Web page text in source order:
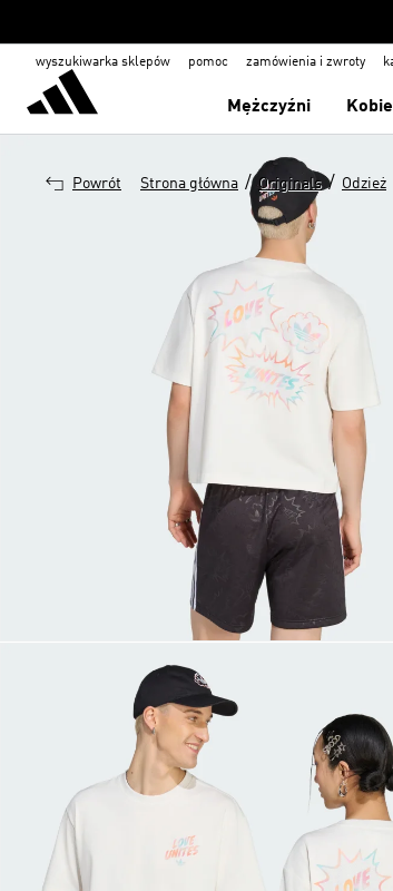
wyszukiwarka sklepów pomoc zamówienia i zwroty
Mężczyźni
Powrót Strona główna / Originals / Odzież